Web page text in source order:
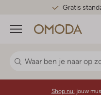
Gratis
Menu
Shop nu: jouw